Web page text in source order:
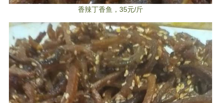
香辣丁香鱼，35元/斤